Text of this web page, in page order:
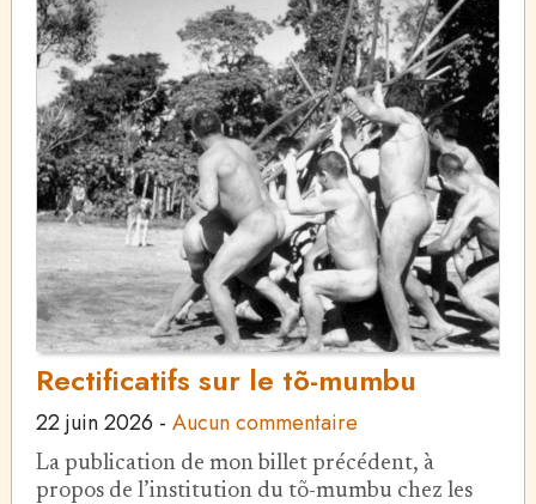
Rectificatifs sur le tõ-mumbu
22 juin 2026 - Aucun commentaire
La publication de mon billet précédent, à
propos de l’institution du tõ-mumbu chez les